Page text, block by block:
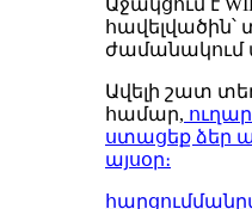
Աջակցում է
հավելվածին՝
ժամանակում
Ավելի շատ
համար,
ստացեք ձեր
այսօր։
հարցում